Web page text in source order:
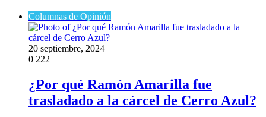
Columnas de Opinión
20 septiembre, 2024
0 222
¿Por qué Ramón Amarilla fue
trasladado a la cárcel de Cerro Azul?